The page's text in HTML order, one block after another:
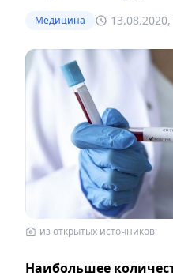
Медицина 13.08.2020,
из открытых источников
Наибольшее